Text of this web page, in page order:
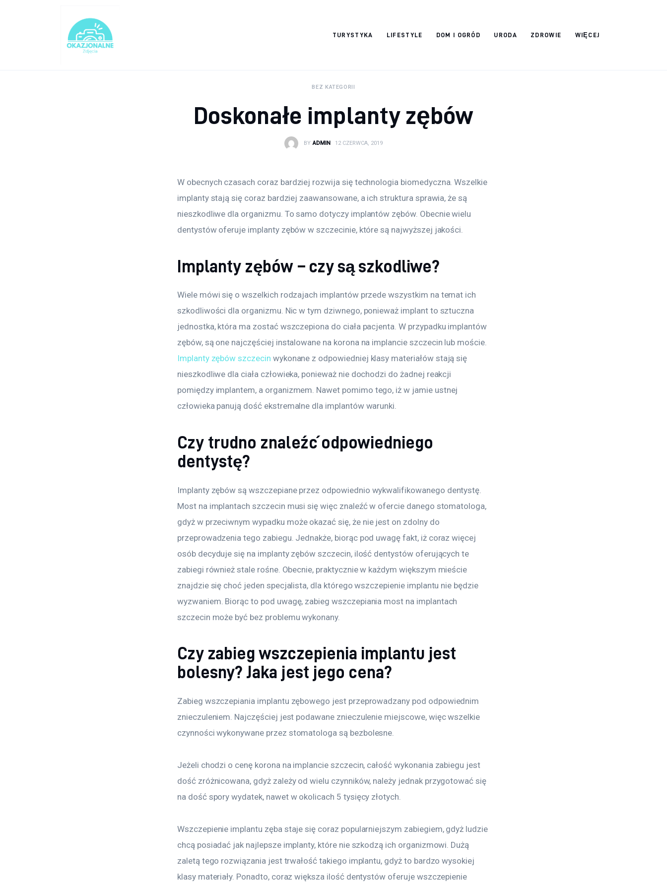
TURYSTYKA LIFESTYLE DOM I OGRÓD URODA ZDROWIE WIĘCEJ
okazjonalne-
BEZ KATEGORII
Doskonałe implanty zębów
BY ADMIN 12 CZERWCA, 2019
W obecnych czasach coraz bardziej rozwija się technologia biomedyczna. Wszelkie
implanty stają się coraz bardziej zaawansowane, a ich struktura sprawia, że są
nieszkodliwe dla organizmu. To samo dotyczy implantów zębów. Obecnie wielu
dentystów oferuje implanty zębów w szczecinie, które są najwyższej jakości.
Implanty zębów – czy są szkodliwe?
Wiele mówi się o wszelkich rodzajach implantów przede wszystkim na temat ich
szkodliwości dla organizmu. Nic w tym dziwnego, ponieważ implant to sztuczna
jednostka, która ma zostać wszczepiona do ciała pacjenta. W przypadku implantów
zębów, są one najczęściej instalowane na korona na implancie szczecin lub moście.
Implanty zębów szczecin wykonane z odpowiedniej klasy materiałów stają się
nieszkodliwe dla ciała człowieka, ponieważ nie dochodzi do żadnej reakcji
pomiędzy implantem, a organizmem. Nawet pomimo tego, iż w jamie ustnej
człowieka panują dość ekstremalne dla implantów warunki.
Czy trudno znaleźć odpowiedniego
dentystę?
Implanty zębów są wszczepiane przez odpowiednio wykwalifikowanego dentystę.
Most na implantach szczecin musi się więc znaleźć w ofercie danego stomatologa,
gdyż w przeciwnym wypadku może okazać się, że nie jest on zdolny do
przeprowadzenia tego zabiegu. Jednakże, biorąc pod uwagę fakt, iż coraz więcej
osób decyduje się na implanty zębów szczecin, ilość dentystów oferujących te
zabiegi również stale rośne. Obecnie, praktycznie w każdym większym mieście
znajdzie się choć jeden specjalista, dla którego wszczepienie implantu nie będzie
wyzwaniem. Biorąc to pod uwagę, zabieg wszczepiania most na implantach
szczecin może być bez problemu wykonany.
Czy zabieg wszczepienia implantu jest
bolesny? Jaka jest jego cena?
Zabieg wszczepiania implantu zębowego jest przeprowadzany pod odpowiednim
znieczuleniem. Najczęściej jest podawane znieczulenie miejscowe, więc wszelkie
czynności wykonywane przez stomatologa są bezbolesne.
Jeżeli chodzi o cenę korona na implancie szczecin, całość wykonania zabiegu jest
dość zróżnicowana, gdyż zależy od wielu czynników, należy jednak przygotować się
na dość spory wydatek, nawet w okolicach 5 tysięcy złotych.
Wszczepienie implantu zęba staje się coraz popularniejszym zabiegiem, gdyż ludzie
chcą posiadać jak najlepsze implanty, które nie szkodzą ich organizmowi. Dużą
zaletą tego rozwiązania jest trwałość takiego implantu, gdyż to bardzo wysokiej
klasy materiały. Ponadto, coraz większa ilość dentystów oferuje wszczepienie